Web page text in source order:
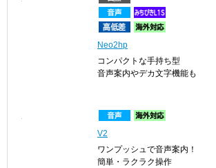
Neo2hp
コンパクトな手持ち型
音声案内やデカ文字機能も
V2
ワンプッシュで音声案内！
簡単・ラクラク操作